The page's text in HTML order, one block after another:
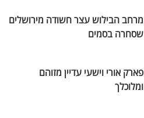
מרחב הבילוש עצר חשודה מירושלים
שסחרה בסמים
פארק אורי וישעי עדיין מזוהם
ומלוכלך